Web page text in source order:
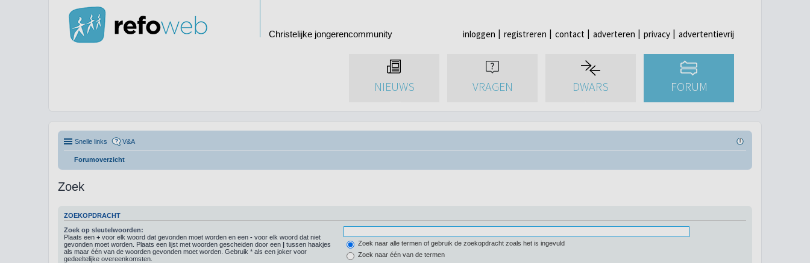
Christelijke jongerencommunity inloggen registreren contact adverteren privacy advertentievrij
NIEUWS VRAGEN DWARS FORUM
Snelle links V&A
Forumoverzicht
Zoek
ZOEKOPDRACHT
Zoek op sleutelwoorden:
Plaats een + voor elk woord dat gevonden moet worden en een - voor elk woord dat niet
gevonden moet worden. Plaats een lijst met woorden gescheiden door een | tussen haakjes
als maar één van de woorden gevonden moet worden. Gebruik * als een joker voor
gedeeltelijke overeenkomsten.
Zoek naar alle termen of gebruik de zoekopdracht zoals het is ingevuld
Zoek naar één van de termen